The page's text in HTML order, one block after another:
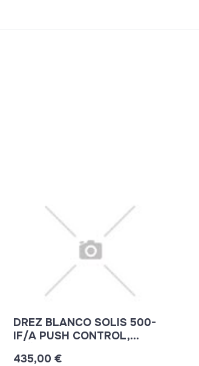
DREZ BLANCO SOLIS 500-
IF/A PUSH CONTROL,
435,00 €